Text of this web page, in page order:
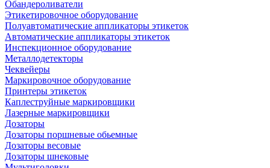
Обандероливатели
Этикетировочное оборудование
Полуавтоматические аппликаторы этикеток
Автоматические аппликаторы этикеток
Инспекционное оборудование
Металлодетекторы
Чеквейеры
Маркировочное оборудование
Принтеры этикеток
Каплеструйные маркировщики
Лазерные маркировщики
Дозаторы
Дозаторы поршневые обьемные
Дозаторы весовые
Дозаторы шнековые